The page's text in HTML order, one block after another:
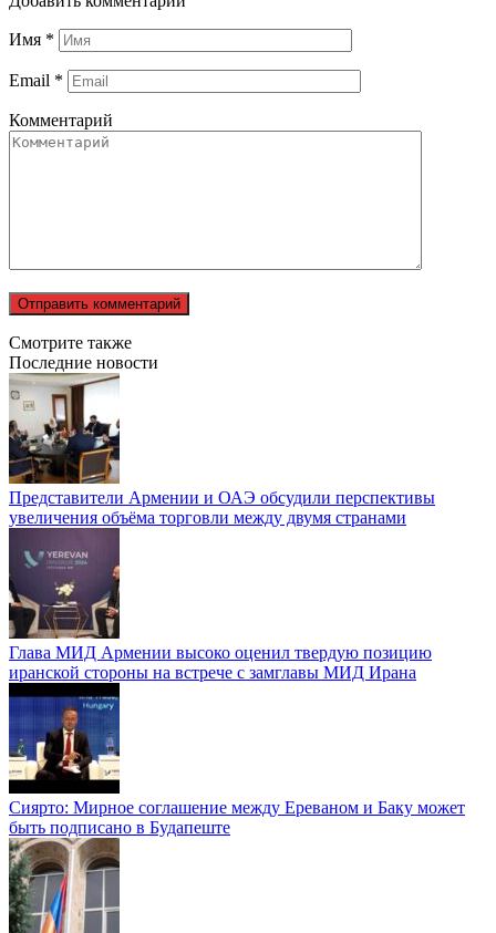
Имя *
Email *
Комментарий
Смотрите также
Последние новости
Представители Армении и ОАЭ обсудили перспективы
увеличения объёма торговли между двумя странами
Глава МИД Армении высоко оценил твердую позицию
иранской стороны на встрече с замглавы МИД Ирана
Сиярто: Мирное соглашение между Ереваном и Баку может
быть подписано в Будапеште